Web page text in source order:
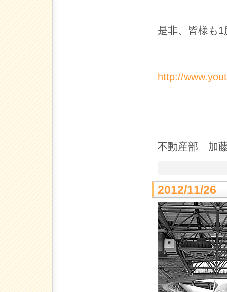
是非、皆様も
http://
不動産部 加
2012/11/26